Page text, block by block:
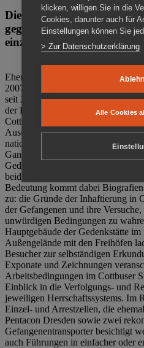
Die Gedenkstätte
gegen das Vergessen.
einzigartig.
Ehemalige politische Häftlinge der
2007 den Verein
seit 2011 Eigentümer des
der Bautzener Straße und Träger
Cottbus ist. Im Zentrum der Arbeit
Auseinandersetzung mit
nationalsozialistischen
Ganzjährig zeigen mehrere Dauer-
Gedenkstätte Zuchthaus Cottbus
beiden deutschen Diktaturen des
Bedeutung kommt dabei
zu: die Gründe der Inhaftierung in
der Gefangenen und ihre
unwürdigen Bedingungen zu
Hauptgebäude der Gedenkstätte
Außengelände mit den Freihöfen
Besucher zur selbständigen
Exponate und Zeichnungen
Arbeitsbedingungen im Cottbuser
Einblick in die Verfolgungs- und
jeweiligen Herrschaftssystems. Im
Einzel- und Arrestzellen, die
Pentacon Dresden sowie zwei
Gefangenentransporter besichtigt
auch Führungen in einfacher oder
klicken, willigen Sie in die
Cookies, darunter auch für
Einstellungen können Sie
> Zur Datenschutzerklärung
Alle Cookies